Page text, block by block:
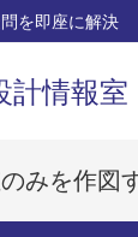
を即座に解決
計情報室
みを作